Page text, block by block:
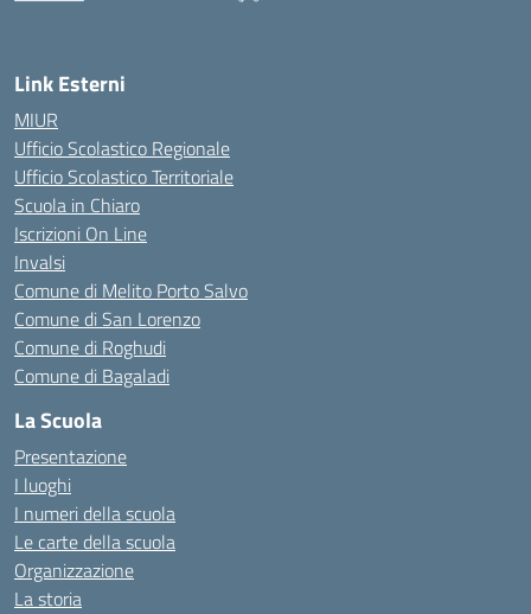
Link Esterni
MIUR
Ufficio Scolastico Regionale
Ufficio Scolastico Territoriale
Scuola in Chiaro
Iscrizioni On Line
Invalsi
Comune di Melito Porto Salvo
Comune di San Lorenzo
Comune di Roghudi
Comune di Bagaladi
La Scuola
Presentazione
I luoghi
I numeri della scuola
Le carte della scuola
Organizzazione
La storia